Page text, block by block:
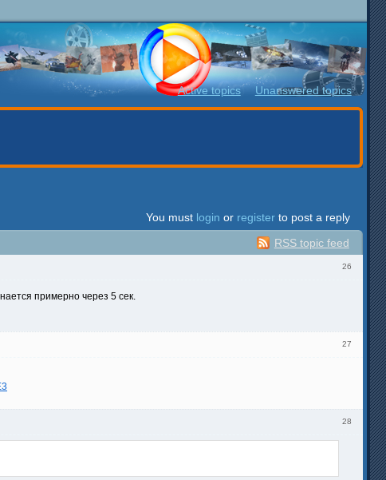
Active topics Unanswered topics
You must login or register to post a reply
RSS topic feed
26
примерно через 5 сек.
27
28